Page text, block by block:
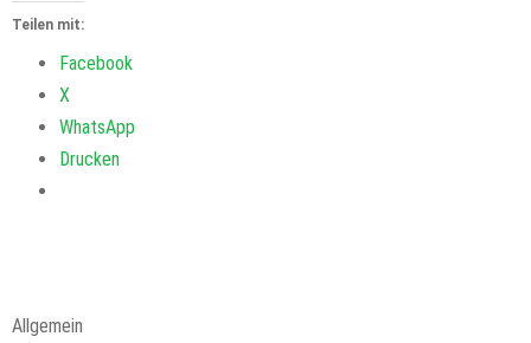
Teilen mit:
Facebook
X
WhatsApp
Drucken
Allgemein